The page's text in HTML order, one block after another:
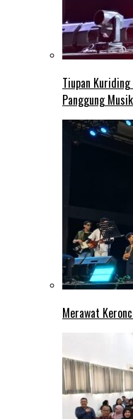
Tiupan
Panggung Musik
Merawat